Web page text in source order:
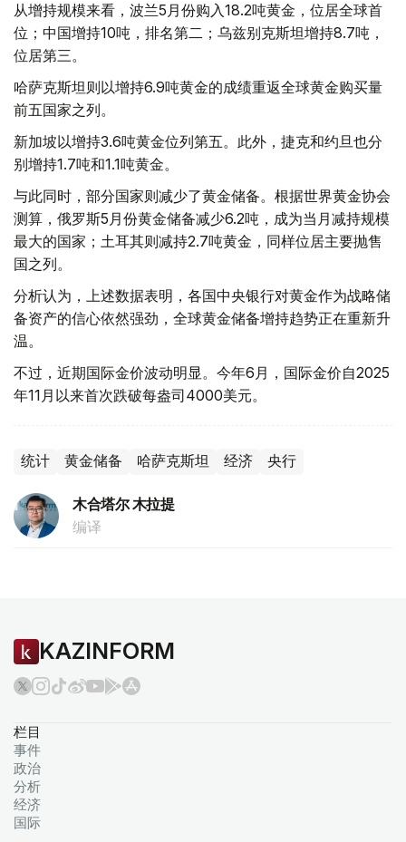
从增持规模来看，波兰5月份购入18.2吨黄金，位居全球首
位；中国增持10吨，排名第二；乌兹别克斯坦增持8.7吨，
位居第三。
哈萨克斯坦则以增持6.9吨黄金的成绩重返全球黄金购买量
前五国家之列。
新加坡以增持3.6吨黄金位列第五。此外，捷克和约旦也分
别增持1.7吨和1.1吨黄金。
与此同时，部分国家则减少了黄金储备。根据世界黄金协会
测算，俄罗斯5月份黄金储备减少6.2吨，成为当月减持规模
最大的国家；土耳其则减持2.7吨黄金，同样位居主要抛售
国之列。
分析认为，上述数据表明，各国中央银行对黄金作为战略储
备资产的信心依然强劲，全球黄金储备增持趋势正在重新升
温。
不过，近期国际金价波动明显。今年6月，国际金价自2025
年11月以来首次跌破每盎司4000美元。
统计 黄金储备 哈萨克斯坦 经济 央行
木合塔尔 木拉提
编译
KAZINFORM
栏目
事件
政治
分析
经济
国际